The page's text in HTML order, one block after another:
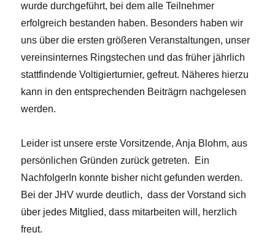
wurde durchgeführt, bei dem alle Teilnehmer
erfolgreich bestanden haben. Besonders haben wir
uns über die ersten größeren Veranstaltungen, unser
vereinsinternes Ringstechen und das früher jährlich
stattfindende Voltigierturnier, gefreut. Näheres hierzu
kann in den entsprechenden Beiträgrn nachgelesen
werden.
Leider ist unsere erste Vorsitzende, Anja Blohm, aus
persönlichen Gründen zurück getreten. Ein
NachfolgerIn konnte bisher nicht gefunden werden.
Bei der JHV wurde deutlich, dass der Vorstand sich
über jedes Mitglied, dass mitarbeiten will, herzlich
freut.